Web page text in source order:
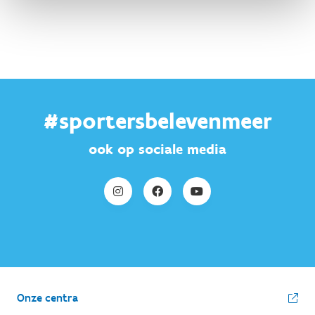
#sportersbelevenmeer
ook op sociale media
Onze centra